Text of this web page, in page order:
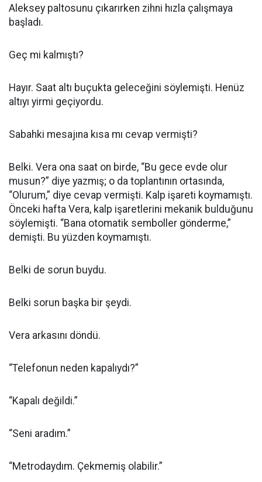
Aleksey paltosunu çıkarırken zihni hızla çalışmaya
başladı.
Geç mi kalmıştı?
Hayır. Saat altı buçukta geleceğini söylemişti. Henüz
altıyı yirmi geçiyordu.
Sabahki mesajına kısa mı cevap vermişti?
Belki. Vera ona saat on birde, “Bu gece evde olur
musun?” diye yazmış; o da toplantının ortasında,
“Olurum,” diye cevap vermişti. Kalp işareti koymamıştı.
Önceki hafta Vera, kalp işaretlerini mekanik bulduğunu
söylemişti. “Bana otomatik semboller gönderme,”
demişti. Bu yüzden koymamıştı.
Belki de sorun buydu.
Belki sorun başka bir şeydi.
Vera arkasını döndü.
“Telefonun neden kapalıydı?”
“Kapalı değildi.”
“Seni aradım.”
“Metrodaydım. Çekmemiş olabilir.”